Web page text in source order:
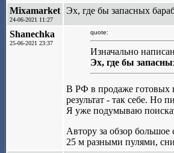
Mixamarket
24-06-2021 11:27
Эх, где бы запасных
Shanechka
25-06-2021 23:37
quote:
Изначально
Эх, где бы
В РФ в продаже готовых
результат - так себе. Но
Я уже подумываю
Автору за обзор
25 м разными пулями,